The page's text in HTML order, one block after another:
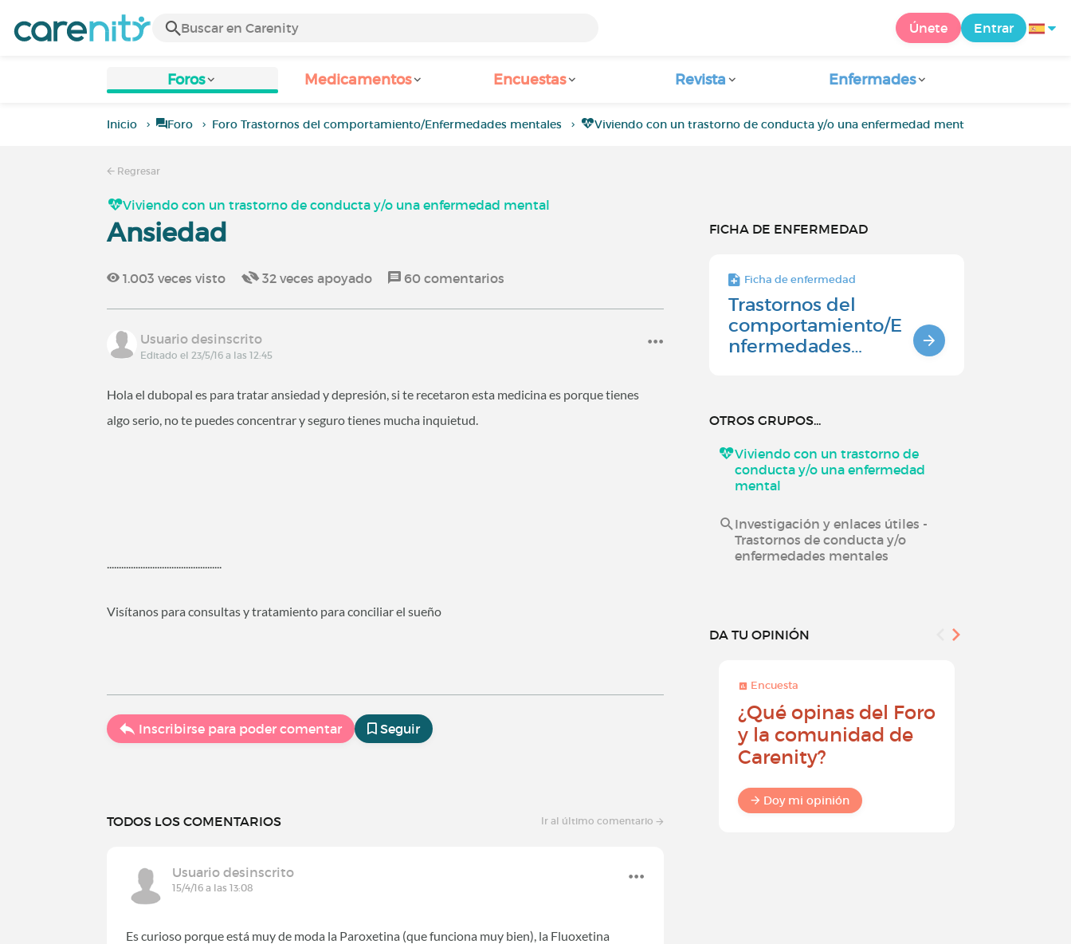
Únete Entrar
Foros Medicamentos Encuestas Revista Enfermades
Inicio Foro Foro Trastornos del comportamiento/Enfermedades mentales Viviendo con un trastorno de conducta y/o una enfermedad mental
Regresar
Viviendo con un trastorno de conducta y/o una enfermedad mental
Ansiedad
1.003 veces visto 32 veces apoyado 60 comentarios
Usuario desinscrito
Editado el 23/5/16 a las 12:45
Hola el dubopal es para tratar ansiedad y depresión, si te recetaron esta medicina es porque tienes
algo serio, no te puedes concentrar y seguro tienes mucha inquietud.
................................................
Visítanos para consultas y tratamiento para conciliar el sueño
Inscribirse para poder comentar Seguir
TODOS LOS COMENTARIOS Ir al último comentario
Usuario desinscrito
15/4/16 a las 13:08
Es curioso porque está muy de moda la Paroxetina (que funciona muy bien), la Fluoxetina
FICHA DE ENFERMEDAD
Ficha de enfermedad
Trastornos del
comportamiento/E
nfermedades…
OTROS GRUPOS...
Viviendo con un trastorno de
conducta y/o una enfermedad
mental
Investigación y enlaces útiles -
Trastornos de conducta y/o
enfermedades mentales
DA TU OPINIÓN
Encuesta
¿Qué opinas del Foro
y la comunidad de
Carenity?
Doy mi opinión